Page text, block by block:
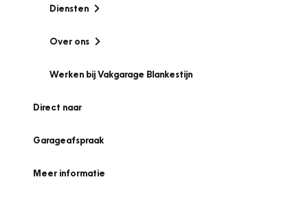
Diensten
Over ons
Werken bij Vakgarage Blankestijn
Direct naar
Garageafspraak
Meer informatie